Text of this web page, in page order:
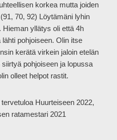
korkea mutta joiden
70, 92) Löytämäni lyhin
yllätys oli että 4h
pohjoiseen. Olin itse
kerätä virkein jaloin etelän
pohjoiseen ja lopussa
olleet helpot rastit.
Huurteiseen 2022,
ratamestari 2021